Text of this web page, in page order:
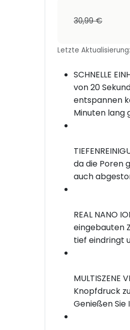
30,99 €
Letzte
SCHNELLE
von 20
entspannen
Minuten lang
da die Poren
auch
REAL NANO
eingebauten
tief eindringt
Knopfdruck
Genießen